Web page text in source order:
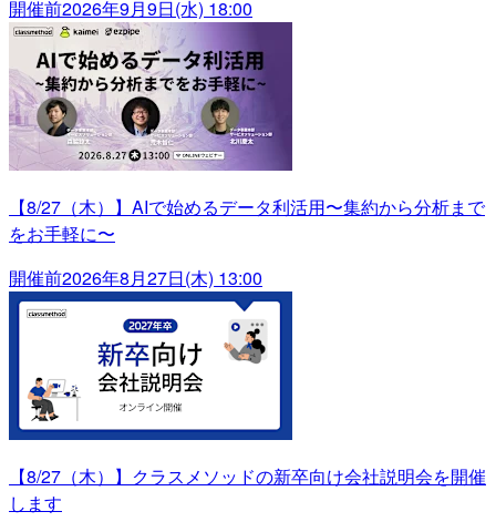
開催前2026年9月9日(水) 18:00
【8/27（木）】AIで始めるデータ利活用〜集約から分析まで
をお手軽に〜
開催前2026年8月27日(木) 13:00
【8/27（木）】クラスメソッドの新卒向け会社説明会を開催
します